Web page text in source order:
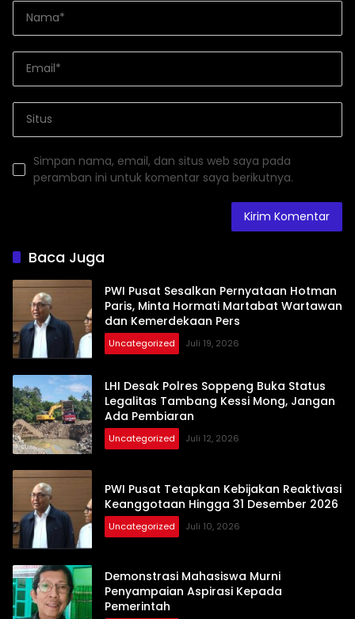
Simpan nama, email, dan situs web saya pada
peramban ini untuk komentar saya berikutnya.
Baca Juga
PWI Pusat Sesalkan Pernyataan Hotman
Paris, Minta Hormati Martabat Wartawan
dan Kemerdekaan Pers
Uncategorized Juli 19, 2026
LHI Desak Polres Soppeng Buka Status
Legalitas Tambang Kessi Mong, Jangan
Ada Pembiaran
Uncategorized Juli 12, 2026
PWI Pusat Tetapkan Kebijakan Reaktivasi
Keanggotaan Hingga 31 Desember 2026
Uncategorized Juli 10, 2026
Demonstrasi Mahasiswa Murni
Penyampaian Aspirasi Kepada
Pemerintah